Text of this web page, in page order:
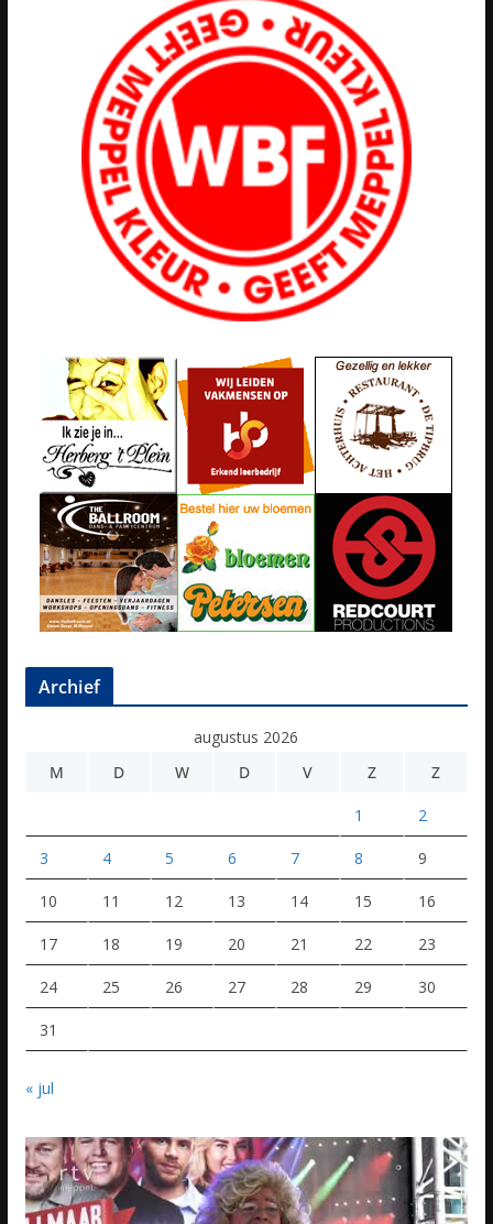
Archief
augustus 2026
M
D W D V Z Z
1 2
3 4 5 6 7 8 9
10 11 12 13 14 15 16
17 18 19 20 21 22 23
24 25 26 27 28 29 30
31
« jul